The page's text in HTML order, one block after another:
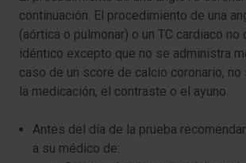
continuación. El procedimiento de una
(aórtica o pulmonar) o un TC cardiaco no
idéntico excepto que no se administra
caso de un score de calcio coronario,
la medicación, el contraste o el ayuno.
Antes del día de la prueba
a su médico de: